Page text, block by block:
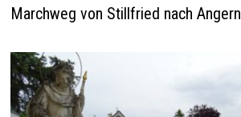
Marchweg von Stillfried nach Angern